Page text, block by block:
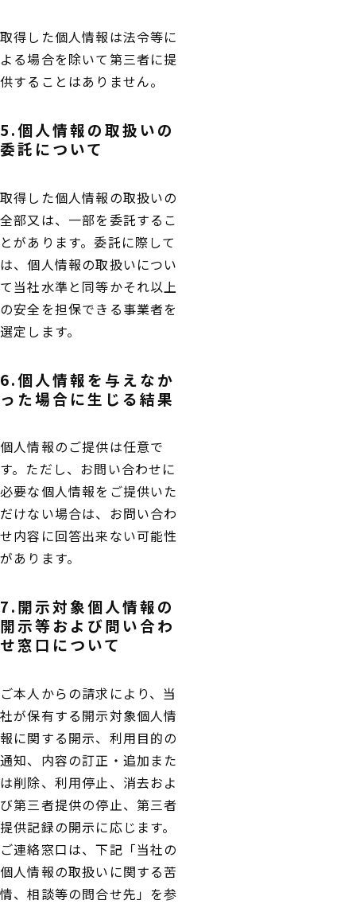
取得した個人情報は法令等に
よる場合を除いて第三者に提
供することはありません。
5.個人情報の取扱いの
委託について
取得した個人情報の取扱いの
全部又は、一部を委託するこ
とがあります。委託に際して
は、個人情報の取扱いについ
て当社水準と同等かそれ以上
の安全を担保できる事業者を
選定します。
6.個人情報を与えなか
った場合に生じる結果
個人情報のご提供は任意で
す。ただし、お問い合わせに
必要な個人情報をご提供いた
だけない場合は、お問い合わ
せ内容に回答出来ない可能性
があります。
7.開示対象個人情報の
開示等および問い合わ
せ窓口について
ご本人からの請求により、当
社が保有する開示対象個人情
報に関する開示、利用目的の
通知、内容の訂正・追加また
は削除、利用停止、消去およ
び第三者提供の停止、第三者
提供記録の開示に応じます。
ご連絡窓口は、下記「当社の
個人情報の取扱いに関する苦
情、相談等の問合せ先」を参